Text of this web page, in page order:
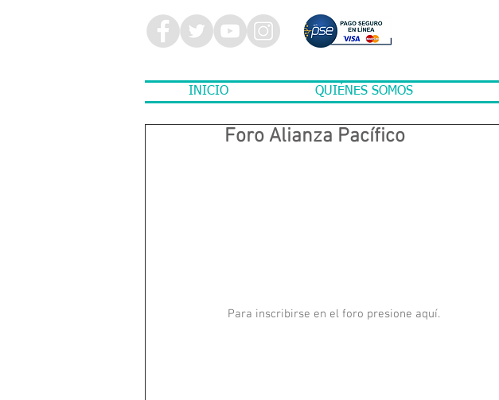
INICIO QUIÉNES SOMOS
Foro Alianza Pacífico
Para inscribirse en el foro presione aquí.